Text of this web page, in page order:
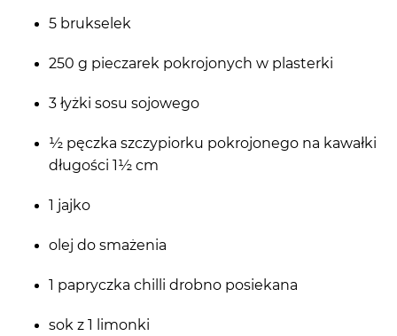
5 brukselek
250 g pieczarek pokrojonych w plasterki
3 łyżki sosu sojowego
½ pęczka szczypiorku pokrojonego na kawałki
długości 1½ cm
1 jajko
olej do smażenia
1 papryczka chilli drobno posiekana
sok z 1 limonki